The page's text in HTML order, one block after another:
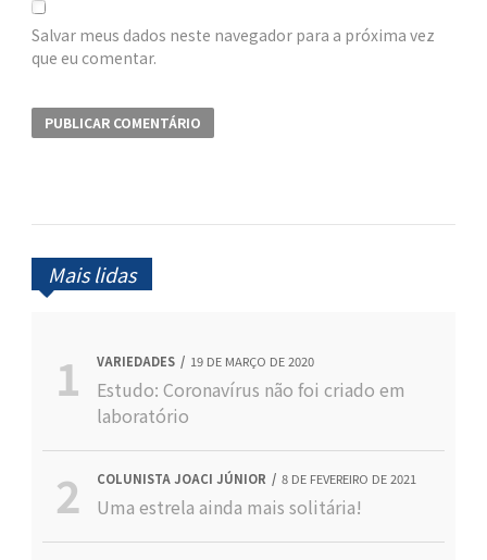
Salvar meus dados neste navegador para a próxima vez
que eu comentar.
Mais lidas
VARIEDADES 19 DE MARÇO DE 2020
Estudo: Coronavírus não foi criado em
laboratório
COLUNISTA JOACI JÚNIOR 8 DE FEVEREIRO DE 2021
Uma estrela ainda mais solitária!